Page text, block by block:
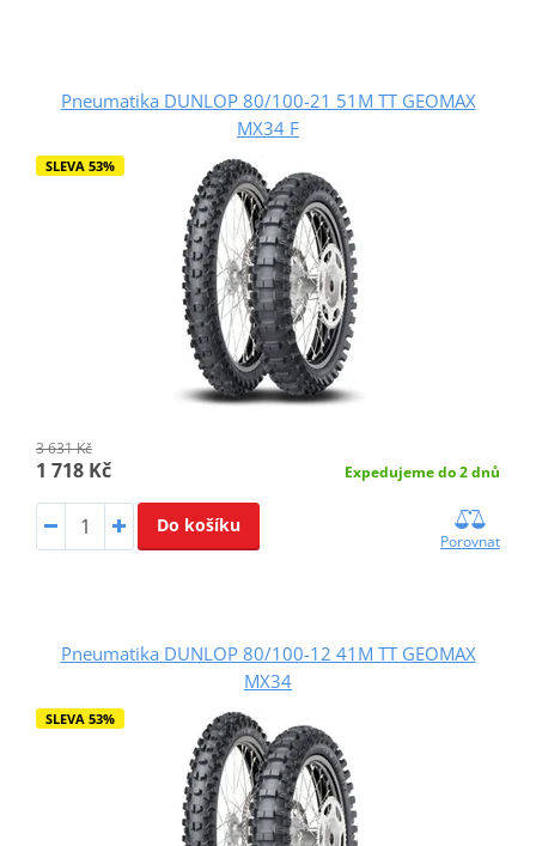
Pneumatika DUNLOP 80/100-21 51M TT GEOMAX
MX34 F
SLEVA 53%
3 631 Kč
1 718 Kč Expedujeme do 2 dnů
Do košíku
Porovnat
Pneumatika DUNLOP 80/100-12 41M TT GEOMAX
MX34
SLEVA 53%